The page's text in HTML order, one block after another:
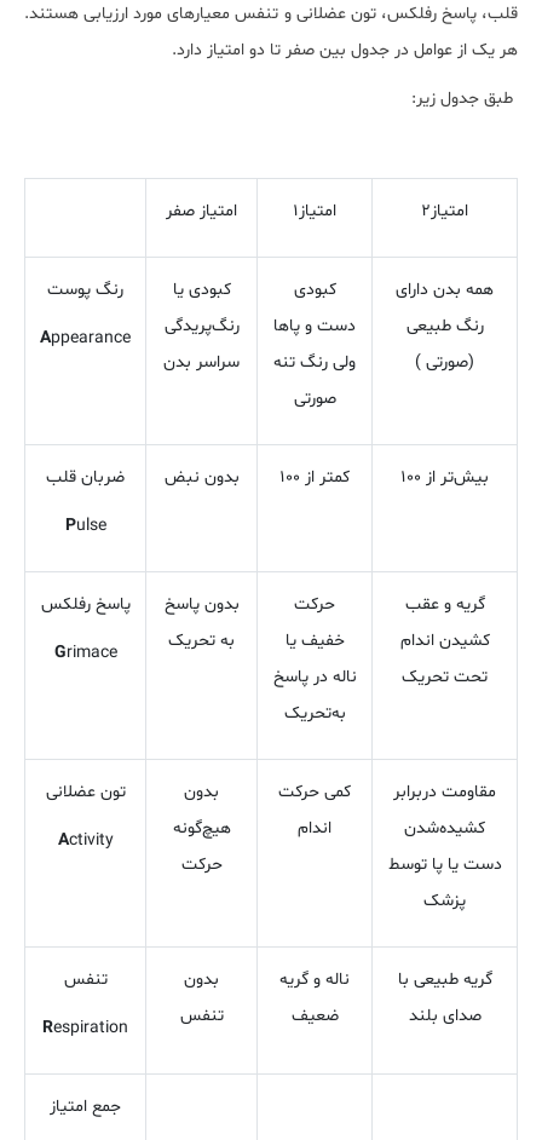
قلب، پاسخ رفلکس، تون عضلانی و تنفس معیارهای مورد ارزیابی هستند.
هر یک از عوامل در جدول بین صفر تا دو امتیاز دارد.
طبق جدول زیر:
امتیاز2 امتیاز1 امتیاز صفر
همه بدن دارای
رنگ طبیعی
(صورتی )
کبودی
دست و پاها
ولی رنگ تنه
صورتی
کبودی یا
رنگ‌پریدگی
سراسر بدن
رنگ پوست
Appearance
بیش‌تر از ۱۰۰ کمتر از ۱۰۰ بدون نبض ضربان قلب
Pulse
گریه و عقب
کشیدن اندام
تحت تحریک
حرکت
خفیف یا
ناله در پاسخ
به‌تحریک
بدون پاسخ
به تحریک
پاسخ رفلکس
Grimace
مقاومت دربرابر
کشیده‌شدن
دست یا پا توسط
پزشک
کمی حرکت
اندام
بدون
هیچ‌گونه
حرکت
تون عضلانی
Activity
گریه طبیعی با
صدای بلند
ناله و گریه
ضعیف
بدون
تنفس
تنفس
Respiration
جمع امتیاز